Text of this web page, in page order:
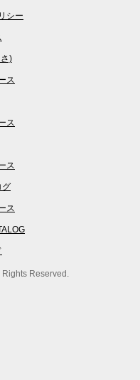
シー
)
ス
ス
ス
グ
ス
Reserved.